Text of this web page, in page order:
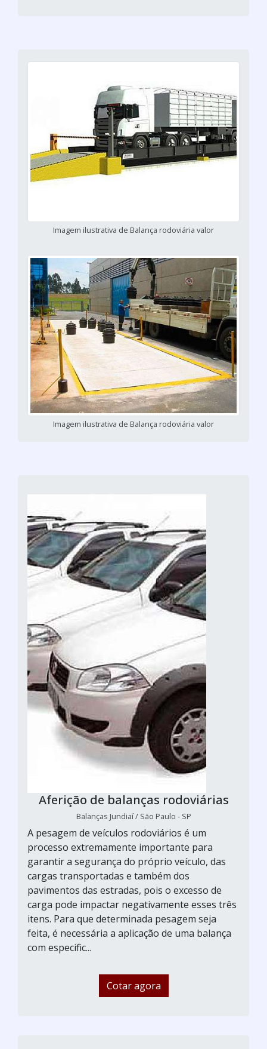
Imagem ilustrativa de Balança rodoviária valor
Imagem ilustrativa de Balança rodoviária valor
Aferição de balanças rodoviárias
Balanças Jundiaí / São Paulo - SP
A pesagem de veículos rodoviários é um
processo extremamente importante para
garantir a segurança do próprio veículo, das
cargas transportadas e também dos
pavimentos das estradas, pois o excesso de
carga pode impactar negativamente esses três
itens. Para que determinada pesagem seja
feita, é necessária a aplicação de uma balança
com especific...
Cotar agora